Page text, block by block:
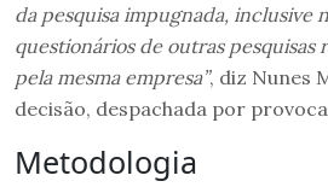
da pesquisa impugnada, inclusive
questionários de outras pesquisas
pela mesma empresa”, diz Nunes
decisão, despachada por
Metodologia